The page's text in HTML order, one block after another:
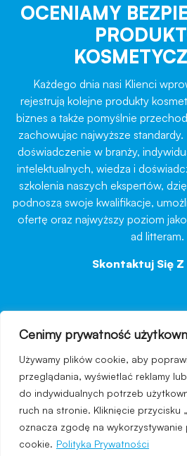
Cenimy prywatność
Używamy plików cookie, aby
przeglądania, wyświetlać reklamy
do indywidualnych potrzeb
ruch na stronie. Kliknięcie przycisku
oznacza zgodę na wykorzystywanie
cookie. Polityka Prywatności
OCENIAMY
Każdego dnia nasi Klienci
rejestrują kolejne produkty
biznes a także pomyślnie
zachowując najwyższe
doświadczenie w branży,
intelektualnych, wiedza i
szkolenia naszych ekspertów,
podnoszą swoje kwalifikacje,
ofertę oraz najwyższy poziom
ad litteram.
Skontaktuj Się Z
Regulamin
Polityka
Kontakt